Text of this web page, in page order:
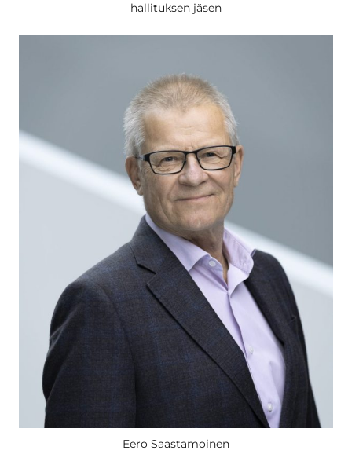
hallituksen jäsen
Eero Saastamoinen